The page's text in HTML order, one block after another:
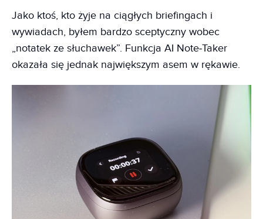
Jako ktoś, kto żyje na ciągłych briefingach i
wywiadach, byłem bardzo sceptyczny wobec
„notatek ze słuchawek”. Funkcja AI Note‑Taker
okazała się jednak największym asem w rękawie.